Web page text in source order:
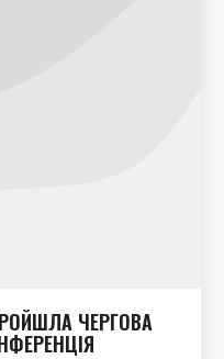
ЧЕРГОВА